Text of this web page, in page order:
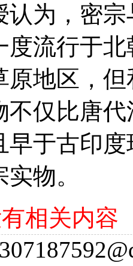
，密宗
度流行于
原地区，
不仅比唐
早于古印
物。
相关内容